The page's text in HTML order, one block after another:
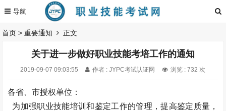
首页 >重要通知 正文
关于进一步做好职业技能考培工作的通知
2019-09-07 09:03:55 作者 : JYPC考试认证网 浏览 : 732 次
各省、市授权单位：
为加强职业技能培训和鉴定工作的管理，提高鉴定质量，